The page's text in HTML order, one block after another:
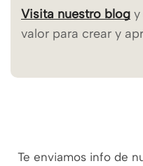
Visita nuestro blog
valor para crear y
Te enviamos info de